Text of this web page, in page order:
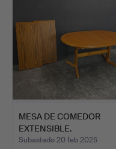
MESA DE COMEDOR
EXTENSIBLE.
Subastado 20 feb 2025